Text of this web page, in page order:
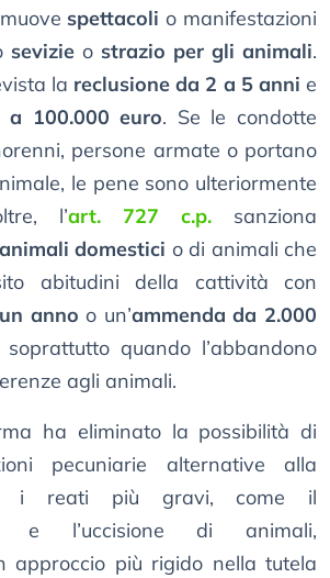
spettacoli o manifestazioni
sevizie o strazio per gli animali.
la reclusione da 2 a 5 anni e
100.000 euro. Se le condotte
persone armate o portano
le pene sono ulteriormente
l’art. 727 c.p. sanziona
domestici o di animali che
abitudini della cattività con
anno o un’ammenda da 2.000
soprattutto quando l’abbandono
agli animali.
ha eliminato la possibilità di
pecuniarie alternative alla
i reati più gravi, come il
e l’uccisione di animali,
approccio più rigido nella tutela